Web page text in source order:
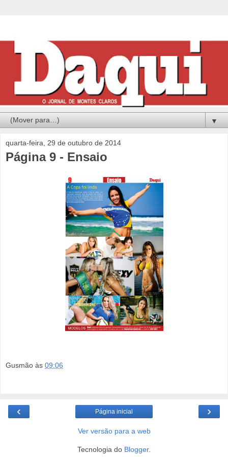
▼
quarta-feira, 29 de outubro de 2014
Página 9 - Ensaio
Gusmão às 09:06
‹ ›
Página inicial
Ver versão para a web
Tecnologia do Blogger.